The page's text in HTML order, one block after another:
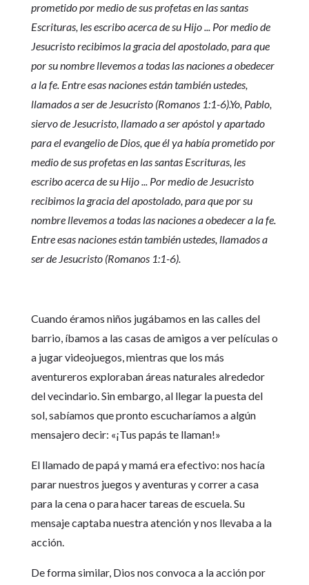
prometido por medio de sus profetas en las santas
Escrituras, les escribo acerca de su Hijo ... Por medio de
Jesucristo recibimos la gracia del apostolado, para que
por su nombre llevemos a todas las naciones a obedecer
a la fe. Entre esas naciones están también ustedes,
llamados a ser de Jesucristo (Romanos 1:1-6).Yo, Pablo,
siervo de Jesucristo, llamado a ser apóstol y apartado
para el evangelio de Dios, que él ya había prometido por
medio de sus profetas en las santas Escrituras, les
escribo acerca de su Hijo ... Por medio de Jesucristo
recibimos la gracia del apostolado, para que por su
nombre llevemos a todas las naciones a obedecer a la fe.
Entre esas naciones están también ustedes, llamados a
ser de Jesucristo (Romanos 1:1-6).
Cuando éramos niños jugábamos en las calles del
barrio, íbamos a las casas de amigos a ver películas o
a jugar videojuegos, mientras que los más
aventureros exploraban áreas naturales alrededor
del vecindario. Sin embargo, al llegar la puesta del
sol, sabíamos que pronto escucharíamos a algún
mensajero decir: «¡Tus papás te llaman!»
El llamado de papá y mamá era efectivo: nos hacía
parar nuestros juegos y aventuras y correr a casa
para la cena o para hacer tareas de escuela. Su
mensaje captaba nuestra atención y nos llevaba a la
acción.
De forma similar, Dios nos convoca a la acción por